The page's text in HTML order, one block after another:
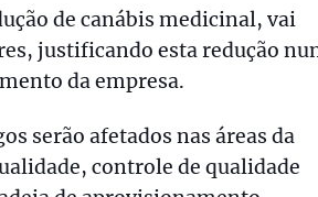
de canábis medicinal, vai
justificando esta redução
da empresa.
serão afetados nas áreas da
controle de qualidade